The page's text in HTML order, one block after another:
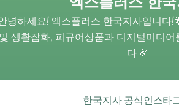
녕하세요! 엑스플러스 한국지사입니다
생활잡화, 피규어상품과 디지털미디
다.🎉
한국지사 공식인스타